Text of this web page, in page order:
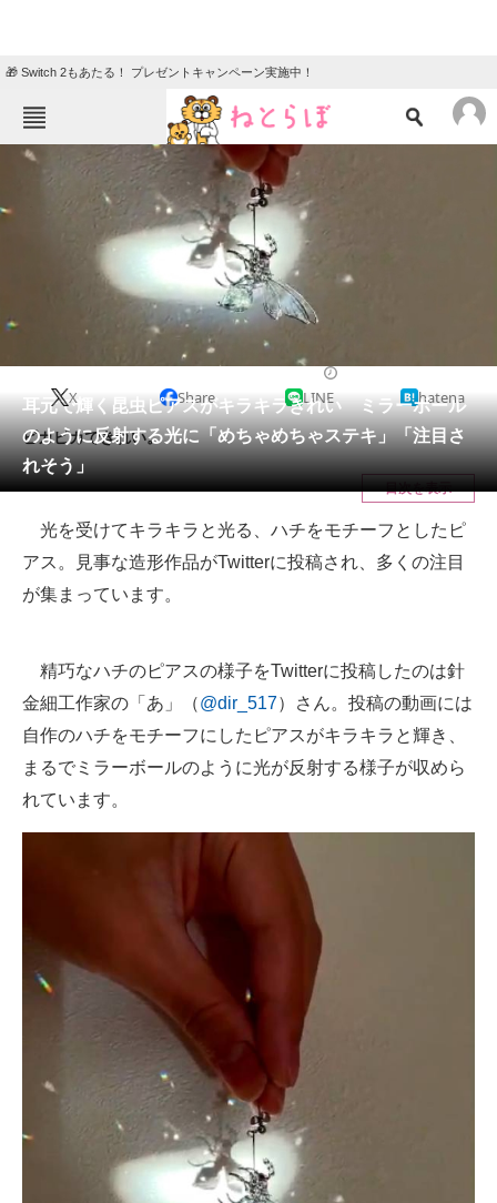
🎁 Switch 2もあたる！ プレゼントキャンペーン実施中！
ねとらぼメニュー
ニュース
クイズ
地域
教育・育児
リサーチ
会員記事
メディア
注目記事を集めた総合ページ
ITの今と未来を見通す
スマホと通信の最新トレンド
ビジネスと働き方のヒント
企業ITのトレンドを詳説
マーケ×ITの今がよく分かる
ITエンジニア向け専門サイト
企業向けIT製品の総合サイト
IT製品の技術・比較・事例
製造業のIT導入・活用を支援
モノづくり技術者専門サイト
耳元で輝く昆虫ピアスがキラキラきれい ミラーボール
のように反射する光に「めちゃめちゃステキ」「注目さ
れそう」
X Share LINE hatena
ピカピカできれい。
目次を表示
光を受けてキラキラと光る、ハチをモチーフとしたピ
アス。見事な造形作品がTwitterに投稿され、多くの注目
が集まっています。
精巧なハチのピアスの様子をTwitterに投稿したのは針
金細工作家の「あ」（@dir_517）さん。投稿の動画には
自作のハチをモチーフにしたピアスがキラキラと輝き、
まるでミラーボールのように光が反射する様子が収めら
れています。